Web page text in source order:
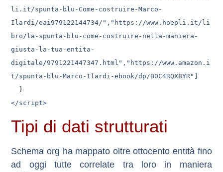
li.it/spunta-blu-Come-costruire-Marco-
Ilardi/eai979122144734/","https://www.hoepli.it/li
bro/la-spunta-blu-come-costruire-nella-maniera-
giusta-la-tua-entita-
digitale/9791221447347.html","https://www.amazon.i
t/spunta-blu-Marco-Ilardi-ebook/dp/B0C4RQX8YR"]
</script>
Tipi di dati strutturati
Schema org ha mappato oltre ottocento entità fino
ad oggi tutte correlate tra loro in maniera